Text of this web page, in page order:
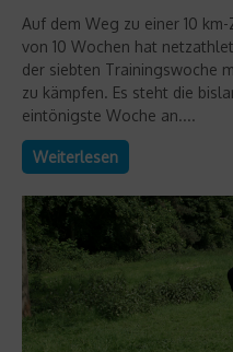
Auf dem Weg zu einer 10
von 10 Wochen hat
der siebten Trainingswoche
zu kämpfen. Es steht die
eintönigste Woche an....
Weiterlesen